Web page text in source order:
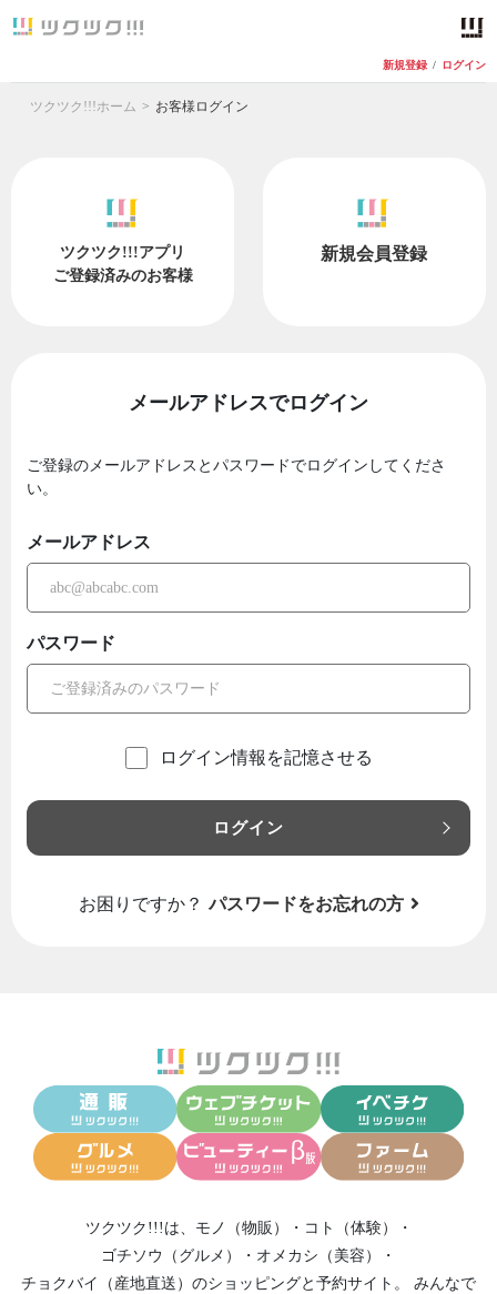
新規登録 / ログイン
ツクツク!!!ホーム お客様ログイン
ツクツク!!!アプリ
ご登録済みのお客様
新規会員登録
メールアドレスでログイン
ご登録のメールアドレスとパスワードでログインしてくださ
い。
メールアドレス
パスワード
ログイン情報を記憶させる
ログイン
お困りですか？ パスワードをお忘れの方
ツクツク!!!は、 モノ（物販） ・ コト（体験）
・
ゴチソウ（グルメ）
・ オメカシ（美容）
・
チョクバイ（産地直送） のショッピングと予約サイト。
みんなで